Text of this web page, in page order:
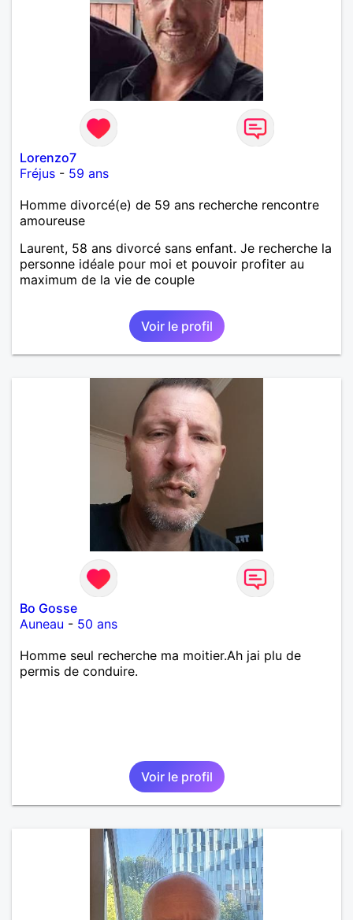
Lorenzo7
Fréjus - 59 ans
Homme divorcé(e) de 59 ans recherche rencontre
amoureuse
Laurent, 58 ans divorcé sans enfant. Je recherche la
personne idéale pour moi et pouvoir profiter au
maximum de la vie de couple
Voir le profil
Bo Gosse
Auneau - 50 ans
Homme seul recherche ma moitier.Ah jai plu de
permis de conduire.
Voir le profil